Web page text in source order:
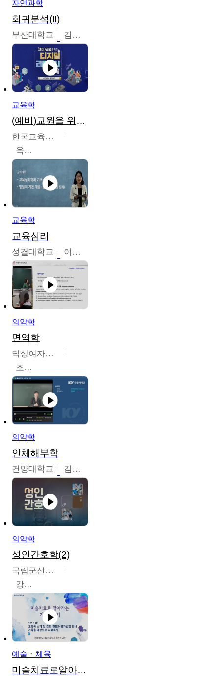
자연과학
회귀분석(II)
부산대학교 김충락
교육학
(예비)교원을 위한 디지털 리터러시 교육
한국교육학술정보원
옥현진
교육학
교육심리
성결대학교 이수경
의약학
면역학
덕성여자대학교
조효선
의약학
인체해부학
건양대학교 김철태
의약학
성인간호학(2)
국립군산대학교
강경아
예술ㆍ체육
미술치료로알아가는가족이야기